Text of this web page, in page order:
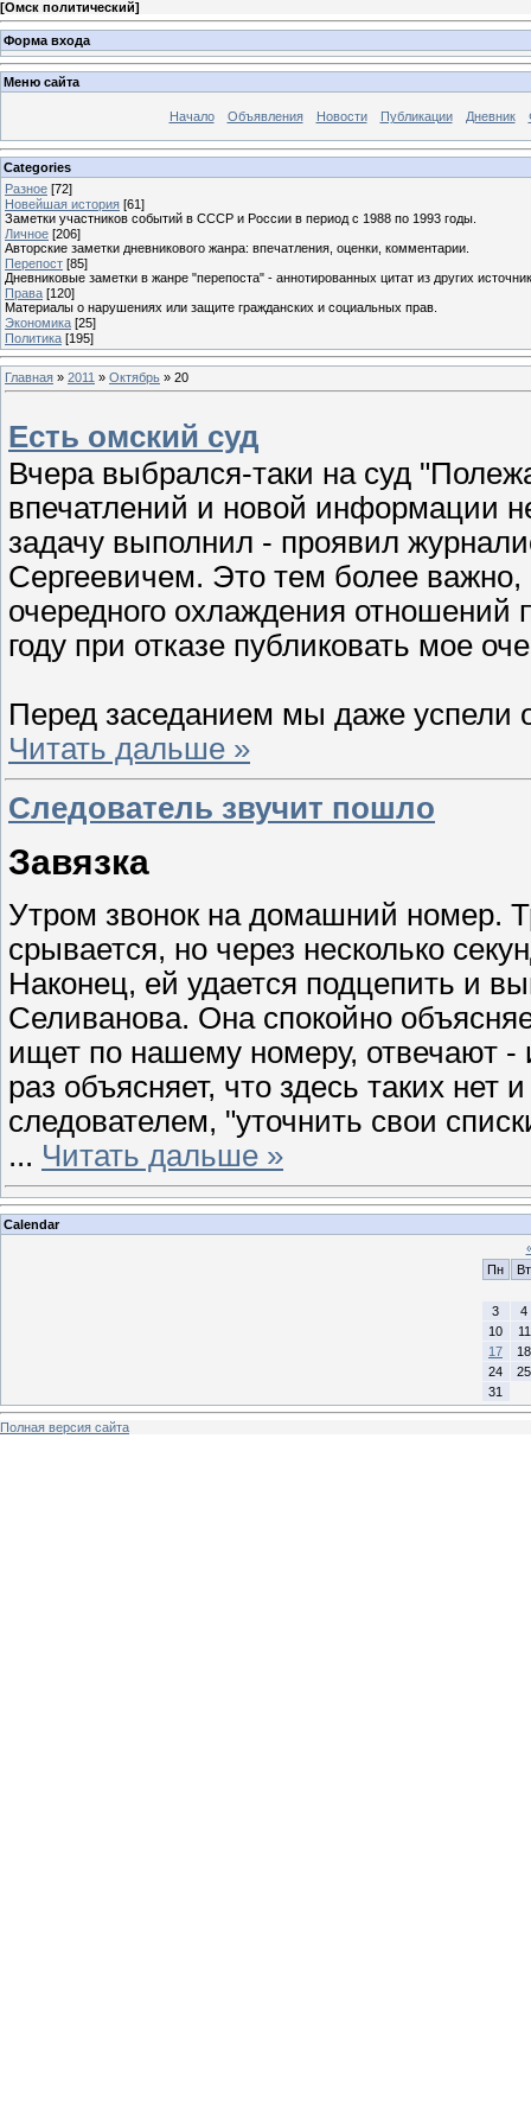
[Омск политический]
Форма входа
Меню сайта
Начало Объявления Новости Публикации Дневник
Categories
Разное [72]
Новейшая история [61]
Заметки участников событий в СССР и России в период с 1988 по 1993 годы.
Личное [206]
Авторские заметки дневникового жанра: впечатления, оценки, комментарии.
Перепост [85]
Дневниковые заметки в жанре "перепоста" - аннотированных цитат из других
Права [120]
Материалы о нарушениях или защите гражданских и социальных прав.
Экономика [25]
Политика [195]
Главная » 2011 » Октябрь » 20
Есть омский суд
Вчера выбрался-таки на суд
впечатлений и новой информации
задачу выполнил - проявил
Сергеевичем. Это тем более
очередного охлаждения отношений
году при отказе публиковать мое
Перед заседанием мы даже успели
Читать дальше »
Следователь звучит пошло
Завязка
Утром звонок на домашний номер.
срывается, но через несколько
Наконец, ей удается подцепить и
Селиванова. Она спокойно
ищет по нашему номеру, отвечают -
раз объясняет, что здесь таких
следователем, "уточнить свои
... Читать дальше »
Calendar
Пн
Вт
3
4
10
11
17
18
24
25
31
Полная версия сайта